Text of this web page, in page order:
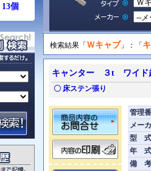
13個
検索結果「 Ｗキャブ 」：「
キャンター ３t ワイド
〇 床ステン張り
管理
メー
型 式
年 式
備 考